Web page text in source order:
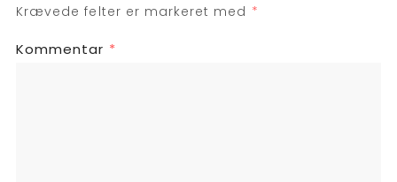
Krævede felter er markeret med *
Kommentar *